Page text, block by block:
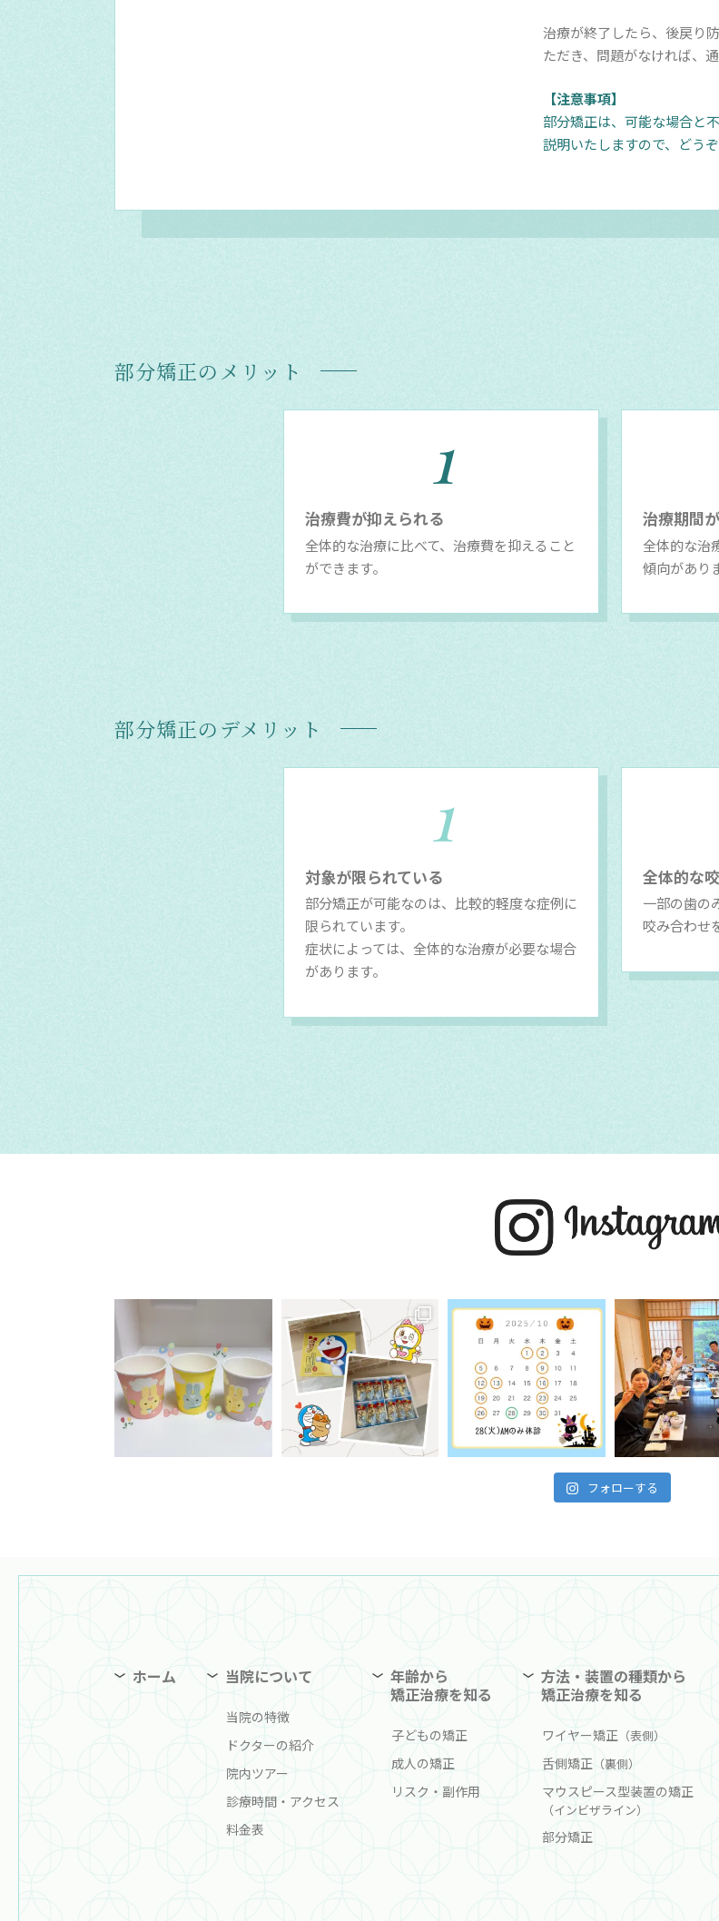
治療が終了したら、後戻り
ただき、問題がなければ、
【注意事項】
部分矯正は、可能な場合と
説明いたしますので、どう
部分矯正のメリット
1
治療費が抑えられる
全体的な治療に比べて、治療費を抑えること
ができます。
治療期間
全体的な治
傾向があり
部分矯正のデメリット
1
対象が限られている
部分矯正が可能なのは、比較的軽度な症例に
限られています。
症状によっては、全体的な治療が必要な場合
があります。
全体的な
一部の歯の
咬み合わせ
フォローする
ホーム 当院について
当院の特徴
ドクターの紹介
院内ツアー
診療時間・アクセス
料金表
年齢から
矯正治療を知る
子どもの矯正
成人の矯正
リスク・副作用
方法・装置の種類から
矯正治療を知る
ワイヤー矯正 （表側）
舌側矯正 （裏側）
マウスピース型装置の矯正
（インビザライン）
部分矯正